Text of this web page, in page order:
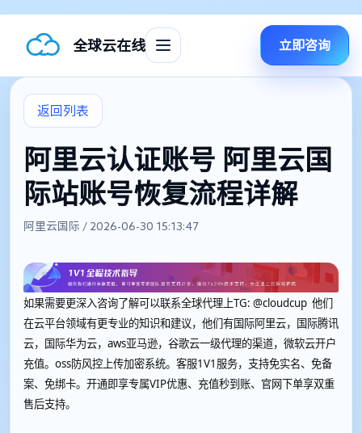
全球云在线 立即咨询
返回列表
阿里云认证账号 阿里云国
际站账号恢复流程详解
阿里云国际 / 2026-06-30 15:13:47
如果需要更深入咨询了解可以联系全球代理上TG: @cloudcup 他们
在云平台领域有更专业的知识和建议，他们有国际阿里云，国际腾讯
云，国际华为云，aws亚马逊，谷歌云一级代理的渠道，微软云开户
充值。oss防风控上传加密系统。客服1V1服务，支持免实名、免备
案、免绑卡。开通即享专属VIP优惠、充值秒到账、官网下单享双重
售后支持。